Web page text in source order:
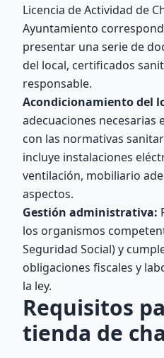
Licencia de Actividad de
Ayuntamiento
presentar una serie de
del local, certificados
responsable.
Acondicionamiento del
adecuaciones necesarias
con las normativas
incluye instalaciones
ventilación, mobiliario
aspectos.
Gestión administrativa:
los organismos
Seguridad Social) y
obligaciones fiscales y
la ley.
Requisitos
tienda de